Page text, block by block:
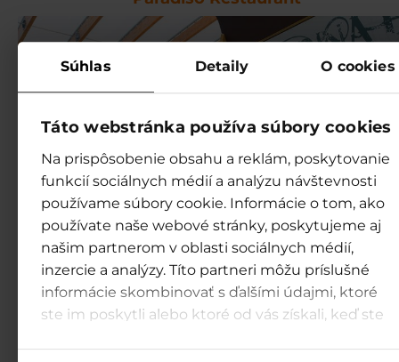
Súhlas Detaily O cookies
Táto webstránka používa súbory cookies
Na prispôsobenie obsahu a reklám, poskytovanie
funkcií sociálnych médií a analýzu návštevnosti
používame súbory cookie. Informácie o tom, ako
používate naše webové stránky, poskytujeme aj
našim partnerom v oblasti sociálnych médií,
inzercie a analýzy. Títo partneri môžu príslušné
informácie skombinovať s ďalšími údajmi, ktoré
ste im poskytli alebo ktoré od vás získali, keď ste
Marina bar